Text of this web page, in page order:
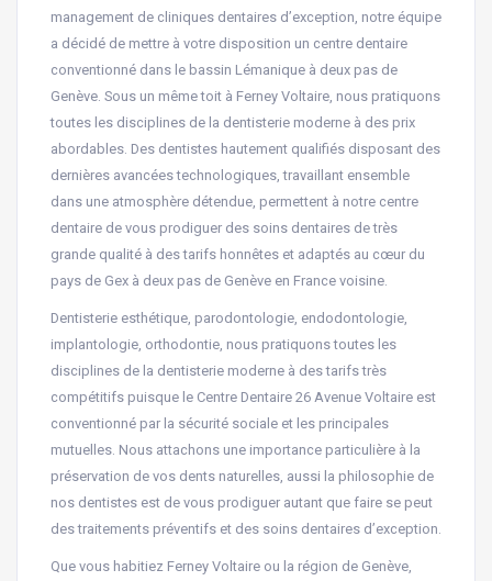
management de cliniques dentaires d’exception, notre équipe
a décidé de mettre à votre disposition un centre dentaire
conventionné dans le bassin Lémanique à deux pas de
Genève. Sous un même toit à Ferney Voltaire, nous pratiquons
toutes les disciplines de la dentisterie moderne à des prix
abordables. Des dentistes hautement qualifiés disposant des
dernières avancées technologiques, travaillant ensemble
dans une atmosphère détendue, permettent à notre centre
dentaire de vous prodiguer des soins dentaires de très
grande qualité à des tarifs honnêtes et adaptés au cœur du
pays de Gex à deux pas de Genève en France voisine.
Dentisterie esthétique, parodontologie, endodontologie,
implantologie, orthodontie, nous pratiquons toutes les
disciplines de la dentisterie moderne à des tarifs très
compétitifs puisque le Centre Dentaire 26 Avenue Voltaire est
conventionné par la sécurité sociale et les principales
mutuelles. Nous attachons une importance particulière à la
préservation de vos dents naturelles, aussi la philosophie de
nos dentistes est de vous prodiguer autant que faire se peut
des traitements préventifs et des soins dentaires d’exception.
Que vous habitiez Ferney Voltaire ou la région de Genève,